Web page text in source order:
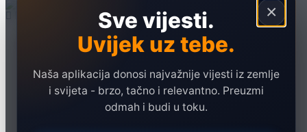
×
Sve vijesti.
Uvijek uz tebe.
Naša aplikacija donosi najvažnije vijesti iz zemlje
i svijeta - brzo, tačno i relevantno. Preuzmi
odmah i budi u toku.
Društvo
Hronika